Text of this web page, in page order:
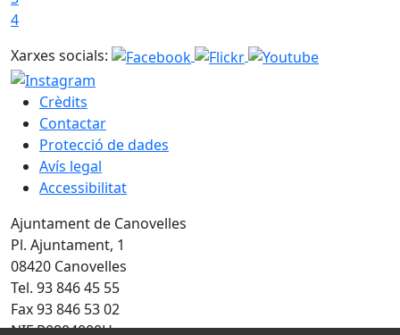
4
Xarxes socials:
Crèdits
Contactar
Protecció de dades
Avís legal
Accessibilitat
Ajuntament de Canovelles
Pl. Ajuntament, 1
08420 Canovelles
Tel. 93 846 45 55
Fax 93 846 53 02
NIF P0804000H